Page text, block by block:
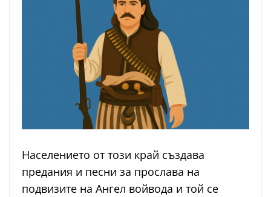
Населението от този край създава
предания и песни за прослава на
подвизите на Ангел войвода и той се